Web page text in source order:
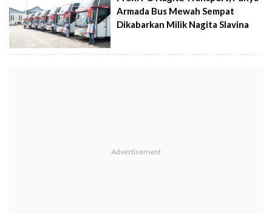
Armada Bus Mewah Sempat
Dikabarkan Milik Nagita Slavina